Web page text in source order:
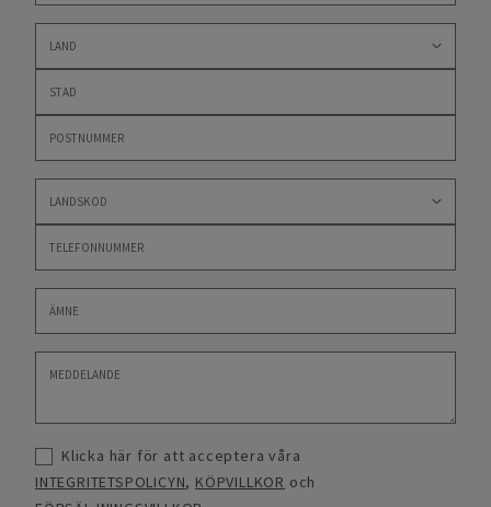
Klicka här för att acceptera våra
INTEGRITETSPOLICYN, KÖPVILLKOR och